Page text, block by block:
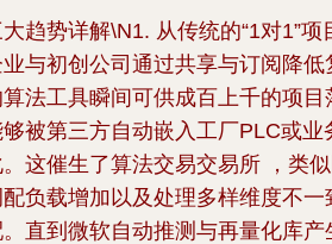
趋势详解\N1. 从传统的“1对1”
与初创公司通过共享与订阅降
法工具瞬间可供成百上千的项
被第三方自动嵌入工厂PLC或
这催生了算法交易交易所 ，类
负载增加以及处理多样维度不
直到微软自动推测与再量化库